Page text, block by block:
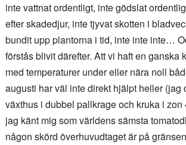
inte vattnat ordentligt, inte gödslat
efter skadedjur, inte tjyvat skotten i
bundit upp plantorna i tid, inte inte inte…
förstås blivit därefter. Att vi haft en ganska
med temperaturer under eller nära noll
augusti har väl inte direkt hjälpt heller (jag
växthus i dubbel pallkrage och kruka i zon
jag känt mig som världens sämsta
någon skörd överhuvudtaget är på